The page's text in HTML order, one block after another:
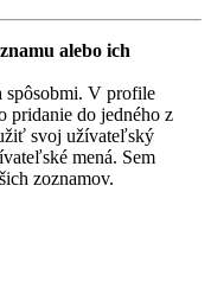
alebo ich
V profile
pridanie do jedného z
svoj užívateľský
mená. Sem
zoznamov.